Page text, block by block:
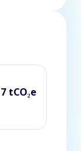
tCO₂e